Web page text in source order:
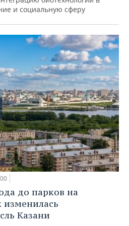
и социальную сферу
до парков на
изменилась
Казани